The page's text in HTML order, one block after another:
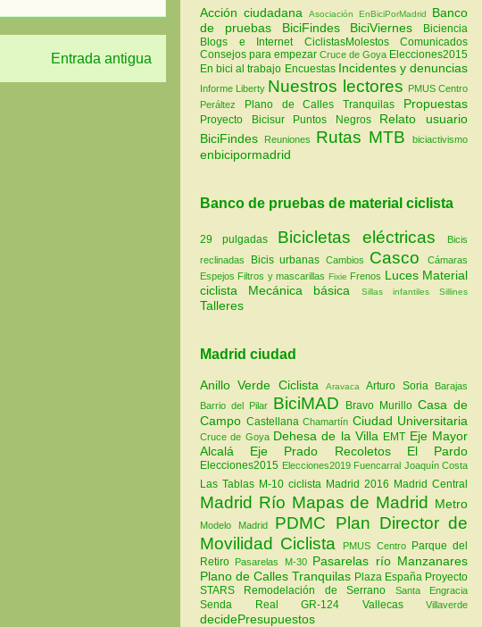
Entrada antigua
Acción ciudadana Asociación EnBiciPorMadrid
Banco
de pruebas
BiciFindes BiciViernes
Biciencia
Blogs e Internet
CiclistasMolestos
Comunicados
Consejos para empezar Cruce de Goya Elecciones2015
En bici al trabajo Encuestas Incidentes y denuncias
Informe Liberty Nuestros lectores
PMUS Centro
Peráltez
Plano de Calles Tranquilas Propuestas
Proyecto Bicisur Puntos Negros
Relato usuario
BiciFindes
Reuniones Rutas MTB biciactivismo
enbicipormadrid
Banco de pruebas de material ciclista
29 pulgadas Bicicletas eléctricas
Bicis
reclinadas
Bicis urbanas Cambios Casco
Cámaras
Espejos Filtros y mascarillas Fixie Frenos Luces Material
ciclista
Mecánica básica Sillas infantiles Sillines
Talleres
Madrid ciudad
Anillo Verde Ciclista AravacaArturo Soria
Barajas
Barrio del Pilar BiciMAD Bravo MurilloCasa de
Campo Castellana Chamartín Ciudad Universitaria
Cruce de Goya Dehesa de la Villa EMT Eje Mayor
Alcalá Eje Prado Recoletos El Pardo
Elecciones2015 Elecciones2019 Fuencarral Joaquín Costa
Las Tablas M-10 ciclista Madrid 2016 Madrid Central
Madrid Río Mapas de Madrid Metro
Modelo Madrid PDMC Plan Director de
Movilidad Ciclista
PMUS Centro Parque del
Retiro Pasarelas M-30 Pasarelas río Manzanares
Plano de Calles Tranquilas Plaza España Proyecto
STARS Remodelación de Serrano Santa Engracia
Senda Real GR-124 Vallecas Villaverde
decidePresupuestos